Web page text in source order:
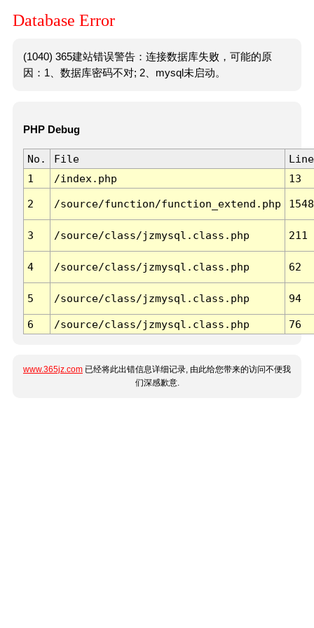
Database Error
(1040) 365建站错误警告：连接数据库失败，可能的原
因：1、数据库密码不对; 2、mysql未启动。
PHP Debug
No. File
Line
1
/index.php 13
2 /source/function/function_extend.php 1548
3 /source/class/jzmysql.class.php 211
4 /source/class/jzmysql.class.php 62
5 /source/class/jzmysql.class.php 94
6 /source/class/jzmysql.class.php 76
www.365jz.com 已经将此出错信息详细记录, 由此给您带来的访问不便我
们深感歉意.